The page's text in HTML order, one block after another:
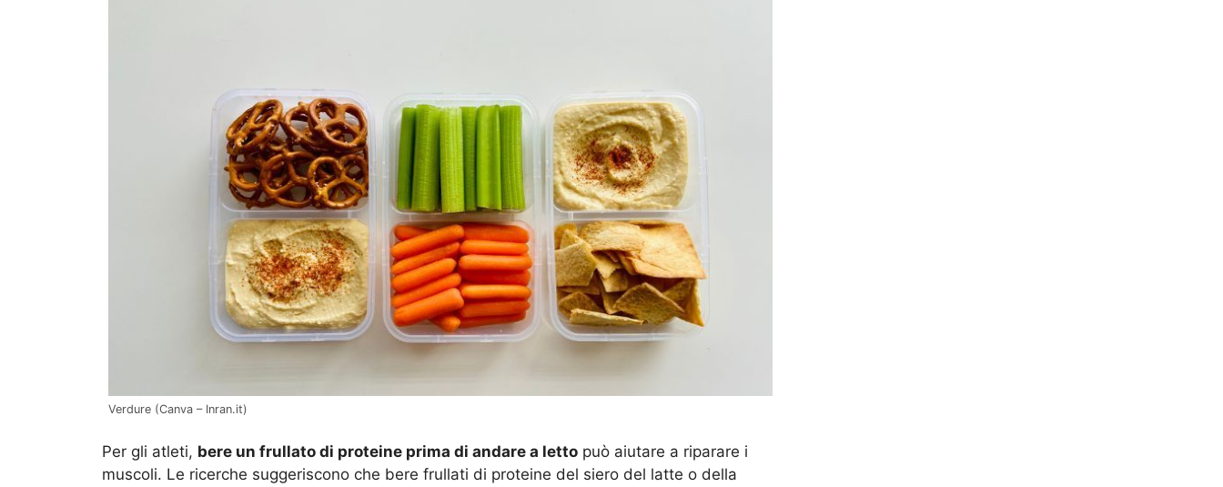
Verdure (Canva – Inran.it)
Per gli atleti, bere un frullato di proteine prima di andare a letto può aiutare a riparare i
muscoli. Le ricerche suggeriscono che bere frullati di proteine del siero del latte o della